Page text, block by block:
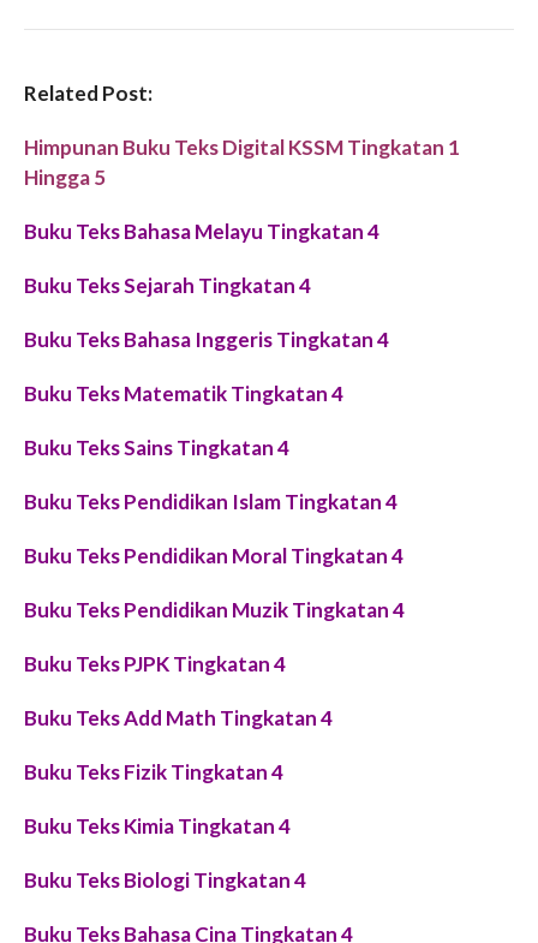
Related Post:
Himpunan Buku Teks Digital KSSM Tingkatan 1
Hingga 5
Buku Teks Bahasa Melayu Tingkatan 4
Buku Teks Sejarah Tingkatan 4
Buku Teks Bahasa Inggeris Tingkatan 4
Buku Teks Matematik Tingkatan 4
Buku Teks Sains Tingkatan 4
Buku Teks Pendidikan Islam Tingkatan 4
Buku Teks Pendidikan Moral Tingkatan 4
Buku Teks Pendidikan Muzik Tingkatan 4
Buku Teks PJPK Tingkatan 4
Buku Teks Add Math Tingkatan 4
Buku Teks Fizik Tingkatan 4
Buku Teks Kimia Tingkatan 4
Buku Teks Biologi Tingkatan 4
Buku Teks Bahasa Cina Tingkatan 4